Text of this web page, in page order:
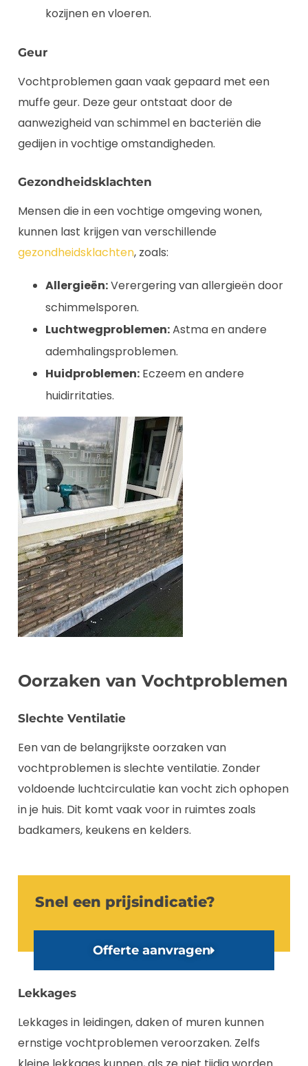
kozijnen en vloeren.
Geur
Vochtproblemen gaan vaak gepaard met een
muffe geur. Deze geur ontstaat door de
aanwezigheid van schimmel en bacteriën die
gedijen in vochtige omstandigheden.
Gezondheidsklachten
Mensen die in een vochtige omgeving wonen,
kunnen last krijgen van verschillende
gezondheidsklachten, zoals:
Allergieën:Verergering van allergieën door
schimmelsporen.
Luchtwegproblemen:Astma en andere
ademhalingsproblemen.
Huidproblemen: Eczeem en andere
huidirritaties.
Oorzaken van Vochtproblemen
Slechte Ventilatie
Een van de belangrijkste oorzaken van
vochtproblemen is slechte ventilatie. Zonder
voldoende luchtcirculatie kan vocht zich ophopen
in je huis. Dit komt vaak voor in ruimtes zoals
badkamers, keukens en kelders.
Snel een prijsindicatie?
Offerte aanvragen
Lekkages
Lekkages in leidingen, daken of muren kunnen
ernstige vochtproblemen veroorzaken. Zelfs